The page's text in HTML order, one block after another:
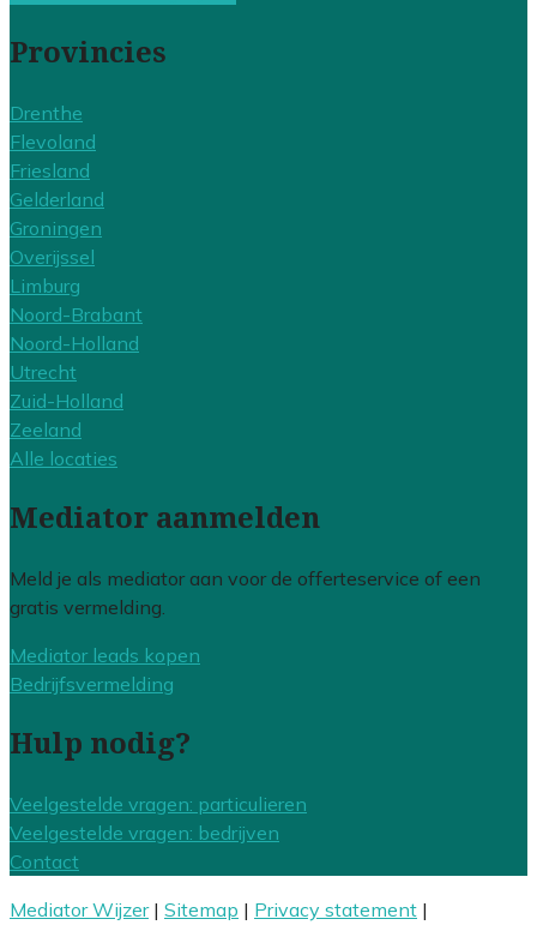
Provincies
Drenthe
Flevoland
Friesland
Gelderland
Groningen
Overijssel
Limburg
Noord-Brabant
Noord-Holland
Utrecht
Zuid-Holland
Zeeland
Alle locaties
Mediator aanmelden
Meld je als mediator aan voor de offerteservice of een
gratis vermelding.
Mediator leads kopen
Bedrijfsvermelding
Hulp nodig?
Veelgestelde vragen: particulieren
Veelgestelde vragen: bedrijven
Contact
Mediator Wijzer| Sitemap | Privacy statement |